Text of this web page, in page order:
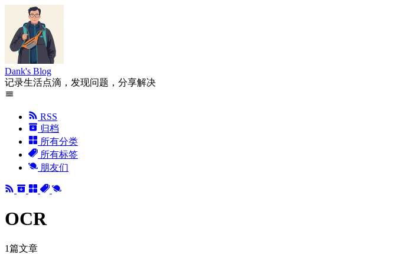
Dank's Blog
记录生活点滴，发现问题，分享解决
RSS
归档
所有分类
所有标签
朋友们
OCR
1篇文章